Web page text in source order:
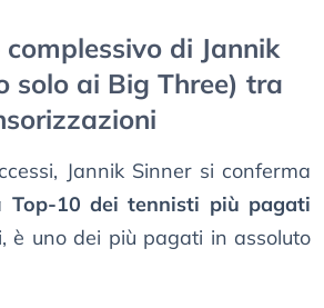
di Jannik
solo ai Big Three) tra
Jannik Sinner si conferma
Top-10 dei tennisti più pagati
è uno dei più pagati in assoluto